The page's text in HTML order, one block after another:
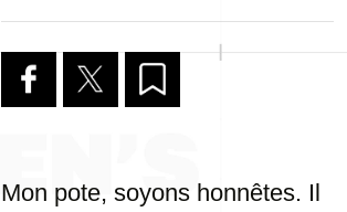
Mon pote, soyons honnêtes. Il